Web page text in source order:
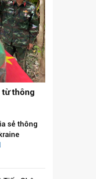
từ thông
sẻ thông